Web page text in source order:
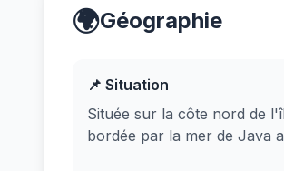
🌍Géographie
📌 Situation
Située sur la côte nord de
bordée par la mer de Java